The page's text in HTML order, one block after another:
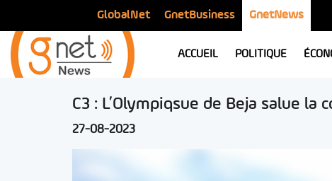
GlobalNet GnetBusiness GnetNews
ACCUEIL POLITIQUE
C3 : L’Olympiqsue de Beja salue la
27-08-2023